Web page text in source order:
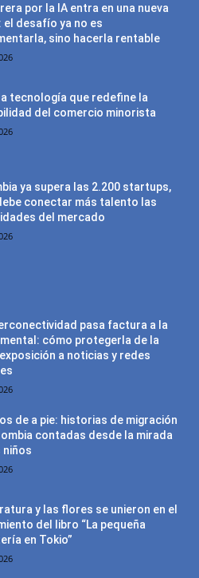
por la IA entra en una nueva
el desafío ya no es
sino hacerla rentable
la tecnología que redefine la
del comercio minorista
ya supera las 2.200 startups,
conectar más talento las
del mercado
pasa factura a la
cómo protegerla de la
a noticias y redes
de a pie: historias de migración
contadas desde la mirada
niños
y las flores se unieron en el
del libro “La pequeña
en Tokio”